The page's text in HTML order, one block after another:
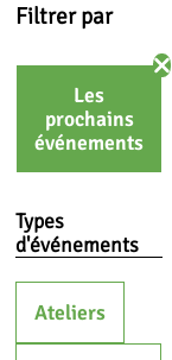
Filtrer par
Les
prochains
événements
Types
d'événements
Ateliers